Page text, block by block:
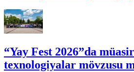
“Yay Fest 2026”da
texnologiyalar mövzusu